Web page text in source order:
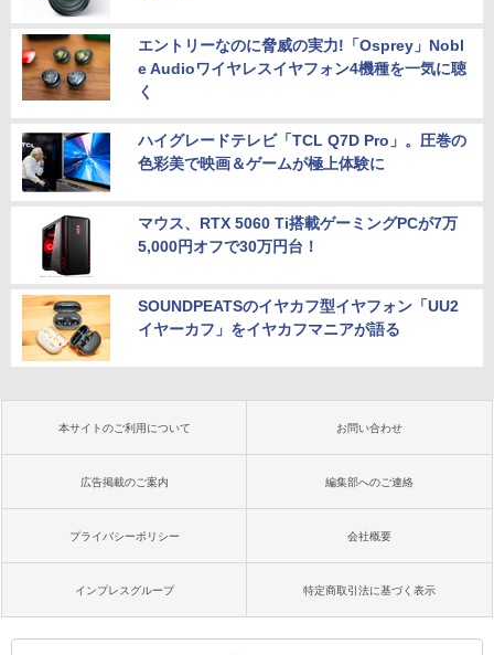
エントリーなのに脅威の実力!「Osprey」Nobl
e Audioワイヤレスイヤフォン4機種を一気に聴
く
ハイグレードテレビ「TCL Q7D Pro」。圧巻の
色彩美で映画＆ゲームが極上体験に
マウス、RTX 5060 Ti搭載ゲーミングPCが7万
5,000円オフで30万円台！
SOUNDPEATSのイヤカフ型イヤフォン「UU2
イヤーカフ」をイヤカフマニアが語る
本サイトのご利用について お問い合わせ
広告掲載のご案内 編集部へのご連絡
プライバシーポリシー 会社概要
インプレスグループ 特定商取引法に基づく表示